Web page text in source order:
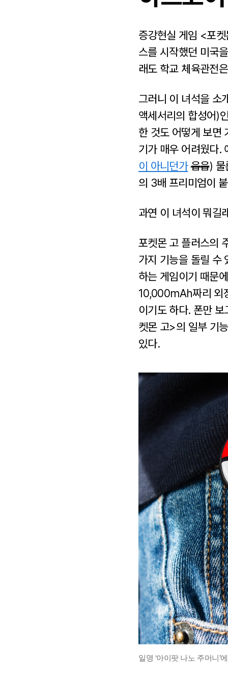
증강현실 게임 <포
스를 시작했던 미국
래도 학교 체육관전
그러니 이 녀석을 소
액세서리의 합성어)
한 것도 어떻게 보면
기가 매우 어려웠다.
이 아니던가 읍읍) 물
의 3배 프리미엄이
과연 이 녀석이 뭐길
포켓몬 고 플러스의
가지 기능을 돌릴 수
하는 게임이기 때문
10,000mAh짜리 외
이기도 하다. 폰만
켓몬 고>의 일부 기
있다.
일명 ‘아이팟 나노 주머니